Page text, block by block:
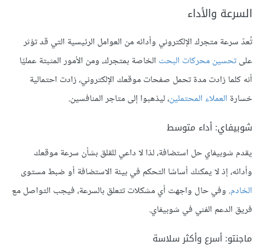
السرعة والأداء
تُعدّ سرعة متجرك الإلكتروني وأدائه من العوامل الرئيسية التي قد تؤثر
علىتحسين محركات البحث الخاصة بمتجرك، ومن الأمور المثبتة عمليًا
أنه كلما زادت مدة تحمل صفحات موقعك الإلكتروني، زادت احتمالية
خسارة العملاء المحتملين، ليذهبوا إلى متاجر المنافسين.
شوبيفاي: أداء متوسط
يقدم شوبيفاي حل استضافة، لذا لا داعي للقلق بشأن سرعة موقعك
وأدائه، إذ لا يمكنك أساسًا التحكم في بيئة الاستضافة أو ضبط مستوى
الخادم. وفي حال واجهت أي مشكلات تتعلق بالسرعة، فيجب التواصل مع
فريق الدعم الفني في شوبيفاي.
ماجنتو: أسرع وأكثر سلاسة